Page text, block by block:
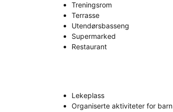
Treningsrom
Terrasse
Utendørsbasseng
Supermarked
Restaurant
Lekeplass
Organiserte aktiviteter for barn